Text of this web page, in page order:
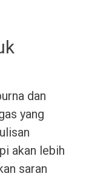
dan
yang
akan lebih
saran